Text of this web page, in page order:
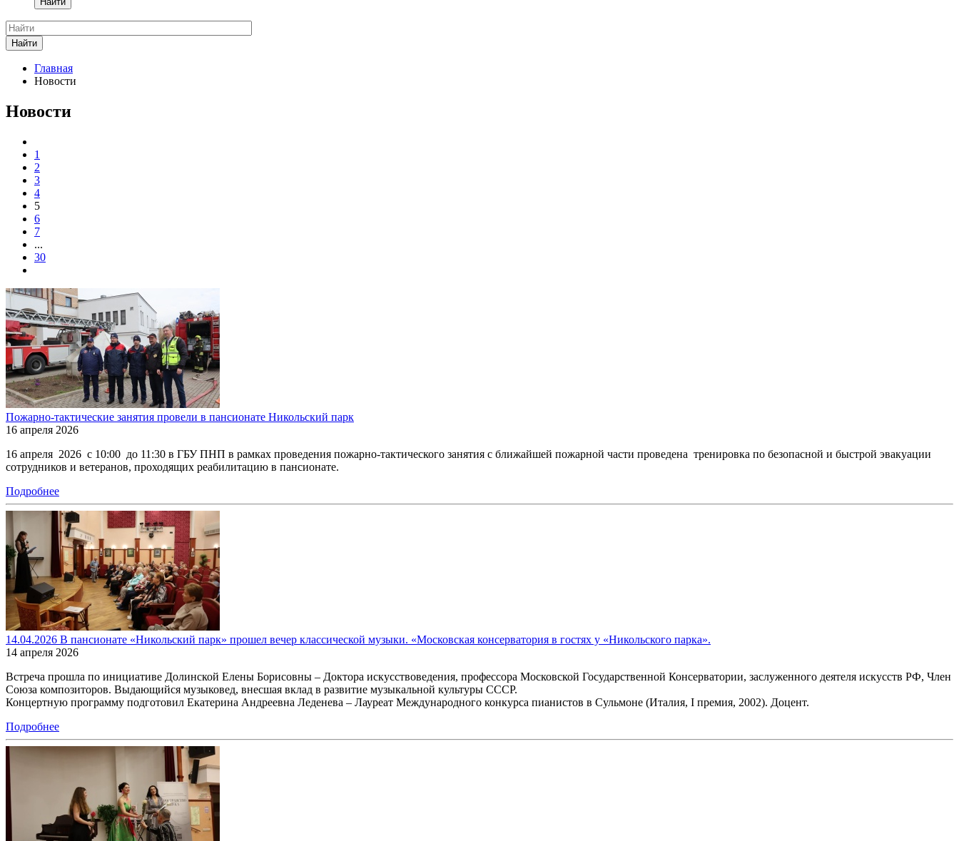
Найти
Главная
Новости
Новости
1
2
3
4
5
6
7
...
30
Пожарно-тактические занятия провели в пансионате Никольский парк
16 апреля 2026
16 апреля 2026 с 10:00 до 11:30 в ГБУ ПНП в рамках проведения пожарно-тактического занятия с ближайшей пожарной части проведена тренировка по безопасной и быстрой эвакуации
сотрудников и ветеранов, проходящих реабилитацию в пансионате.
Подробнее
14.04.2026 В пансионате «Никольский парк» прошел вечер классической музыки. «Московская консерватория в гостях у «Никольского парка».
14 апреля 2026
Встреча прошла по инициативе Долинской Елены Борисовны – Доктора искусствоведения, профессора Московской Государственной Консерватории, заслуженного деятеля искусств РФ, Член
Союза композиторов. Выдающийся музыковед, внесшая вклад в развитие музыкальной культуры СССР.
Концертную программу подготовил Екатерина Андреевна Леденева – Лауреат Международного конкурса пианистов в Сульмоне (Италия, I премия, 2002). Доцент.
Подробнее